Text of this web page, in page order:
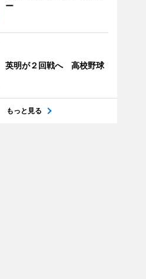
ー
英明が２回戦へ 高校野球
もっと見る